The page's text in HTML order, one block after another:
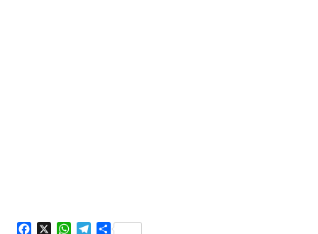
FacebookWhatsApp
Telegram
Compartir